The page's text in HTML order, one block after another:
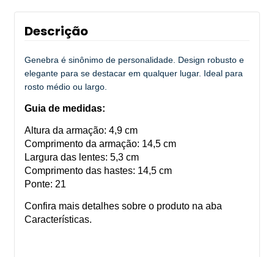
Descrição
Genebra é sinônimo de personalidade. Design robusto e
elegante para se destacar em qualquer lugar. Ideal para
rosto médio ou largo.
Guia de medidas:
Altura da armação: 4,9 cm
Comprimento da armação: 14,5 cm
Largura das lentes: 5,3 cm
Comprimento das hastes: 14,5 cm
Ponte: 21
Confira mais detalhes sobre o produto na aba
Características.